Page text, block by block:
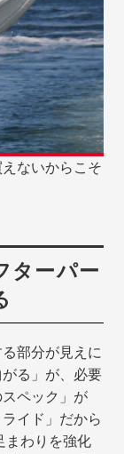
ないからこそ
ターパー
部分が見えに
る」が、必要
ペック」が
イド」だから
まわりを強化